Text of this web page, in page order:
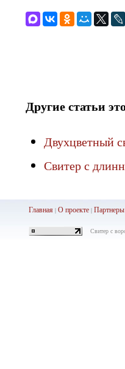
Другие статьи
Двухцветный
Свитер с
Главная| О проекте| Партнеры
Свитер с